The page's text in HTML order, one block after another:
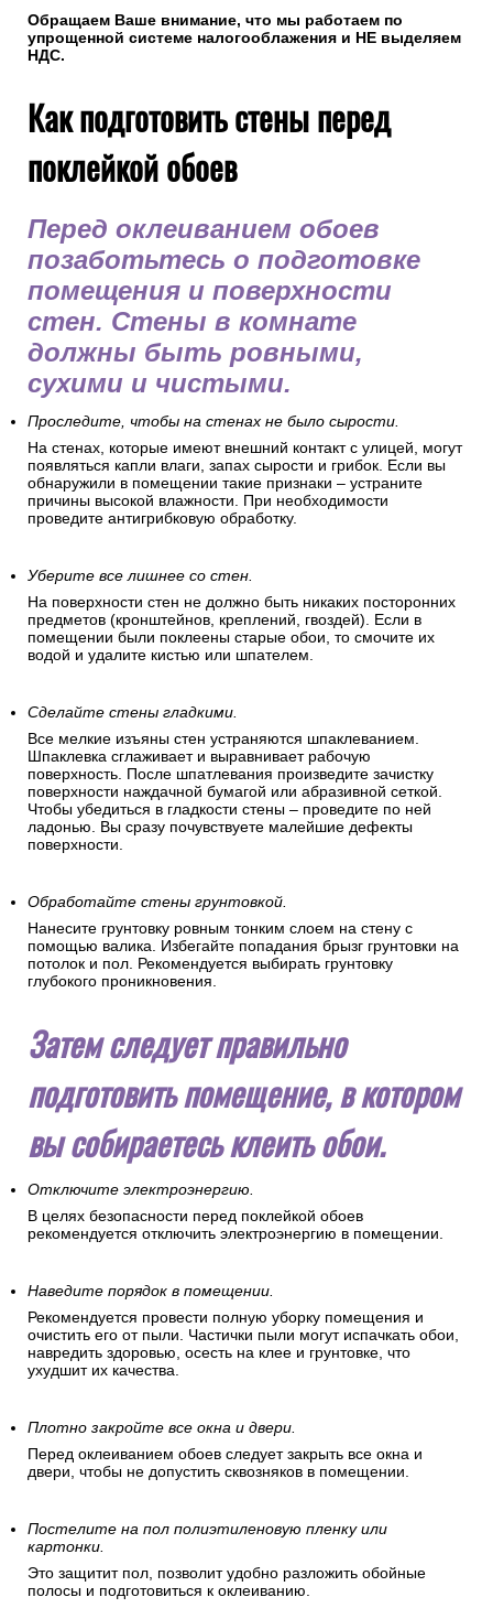
Обращаем Ваше внимание, что мы работаем по
упрощенной системе налогооблажения и НЕ выделяем
НДС.
Как подготовить стены перед
поклейкой обоев
Перед оклеиванием обоев
позаботьтесь о подготовке
помещения и поверхности
стен. Стены в комнате
должны быть ровными,
сухими и чистыми.
Проследите, чтобы на стенах не было сырости.
На стенах, которые имеют внешний контакт с улицей, могут
появляться капли влаги, запах сырости и грибок. Если вы
обнаружили в помещении такие признаки – устраните
причины высокой влажности. При необходимости
проведите антигрибковую обработку.
Уберите все лишнее со стен.
На поверхности стен не должно быть никаких посторонних
предметов (кронштейнов, креплений, гвоздей). Если в
помещении были поклеены старые обои, то смочите их
водой и удалите кистью или шпателем.
Сделайте стены гладкими.
Все мелкие изъяны стен устраняются шпаклеванием.
Шпаклевка сглаживает и выравнивает рабочую
поверхность. После шпатлевания произведите зачистку
поверхности наждачной бумагой или абразивной сеткой.
Чтобы убедиться в гладкости стены – проведите по ней
ладонью. Вы сразу почувствуете малейшие дефекты
поверхности.
Обработайте стены грунтовкой.
Нанесите грунтовку ровным тонким слоем на стену с
помощью валика. Избегайте попадания брызг грунтовки на
потолок и пол. Рекомендуется выбирать грунтовку
глубокого проникновения.
Затем следует правильно
подготовить помещение, в котором
вы собираетесь клеить обои.
Отключите электроэнергию.
В целях безопасности перед поклейкой обоев
рекомендуется отключить электроэнергию в помещении.
Наведите порядок в помещении.
Рекомендуется провести полную уборку помещения и
очистить его от пыли. Частички пыли могут испачкать обои,
навредить здоровью, осесть на клее и грунтовке, что
ухудшит их качества.
Плотно закройте все окна и двери.
Перед оклеиванием обоев следует закрыть все окна и
двери, чтобы не допустить сквозняков в помещении.
Постелите на пол полиэтиленовую пленку или
картонки.
Это защитит пол, позволит удобно разложить обойные
полосы и подготовиться к оклеиванию.